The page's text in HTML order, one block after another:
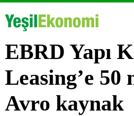
EBRD Yapı
Leasing’e 50
Avro kaynak